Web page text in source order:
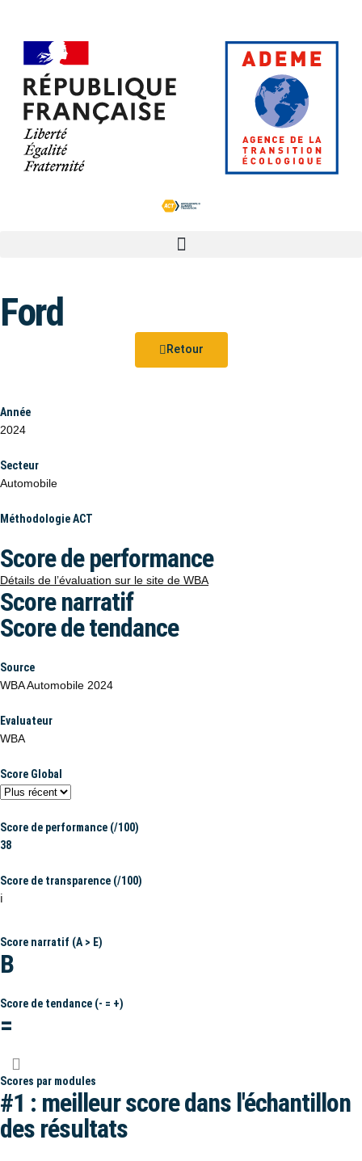
Ford
Retour
Année
2024
Secteur
Automobile
Méthodologie ACT
Score de performance
Détails de l’évaluation sur le site de WBA
Score narratif
Score de tendance
Source
WBA Automobile 2024
Evaluateur
WBA
Score Global
Score de performance (/100)
38
Score de transparence (/100)
ℹ️
Score narratif (A > E)
B
Score de tendance (- = +)
=
Scores par modules
#1 : meilleur score dans l'échantillon
des résultats